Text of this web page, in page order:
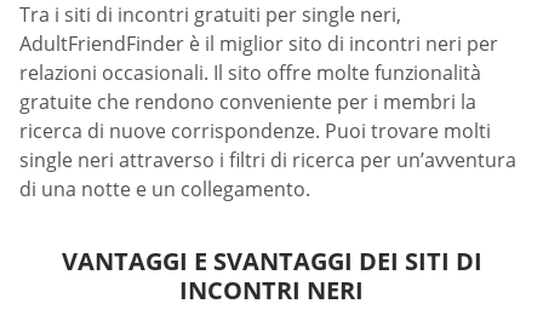
Tra i siti di incontri gratuiti per single neri,
AdultFriendFinder è il miglior sito di incontri neri per
relazioni occasionali. Il sito offre molte funzionalità
gratuite che rendono conveniente per i membri la
ricerca di nuove corrispondenze. Puoi trovare molti
single neri attraverso i filtri di ricerca per un’avventura
di una notte e un collegamento.
VANTAGGI E SVANTAGGI DEI SITI DI
INCONTRI NERI